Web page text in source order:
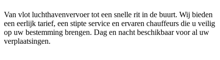
Van vlot luchthavenvervoer tot een snelle rit in de buurt. Wij bieden
een eerlijk tarief, een stipte service en ervaren chauffeurs die u veilig
op uw bestemming brengen. Dag en nacht beschikbaar voor al uw
verplaatsingen.